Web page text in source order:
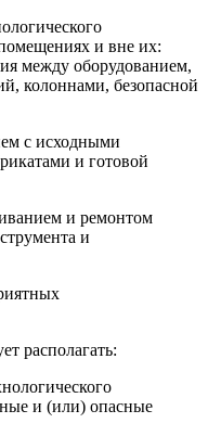
и вне их:
между оборудованием,
колоннами, безопасной
с исходными
и готовой
и ремонтом
и
располагать:
и (или) опасные